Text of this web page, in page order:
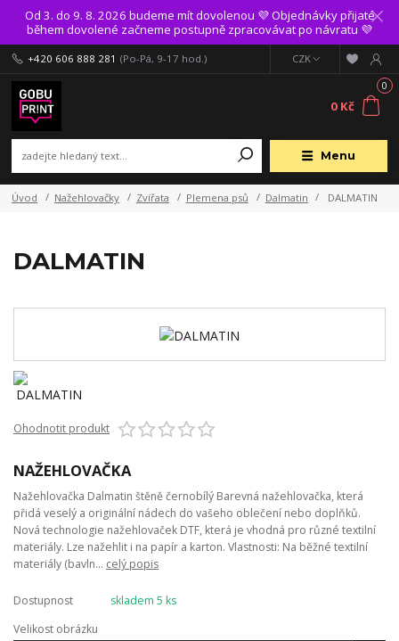
Od 3. do 9. 8. 2026 budeme mít dovolenou 💜 Objednávky přijaté
během dovolené začneme postupně zpracovávat po návratu 💜
Menu
CZK
+420 606 888 281 (Po-Pá, 9-17 hod.)
0
0 Kč
Úvod Nažehlovačky Zvířata Plemena psů Dalmatin DALMATIN
DALMATIN
Ohodnotit produkt
NAŽEHLOVAČKA
Nažehlovačka Dalmatin štěně černobílý Barevná nažehlovačka, která
přidá veselý a originální nádech do vašeho oblečení nebo doplňků.
Nová technologie nažehlovaček DTF, která je vhodná pro různé textilní
materiály. Lze nažehlit i na papír a karton. Vlastnosti: Na běžné textilní
materiály (bavln... celý popis
Dostupnost
skladem 5 ks
Velikost obrázku